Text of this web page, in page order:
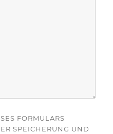
FORMULARS
SPEICHERUNG UND